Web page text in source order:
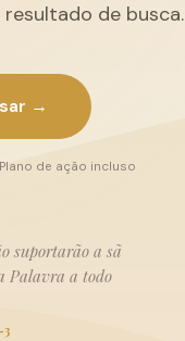
de busca.
→
de ação incluso
suportarão a sã
Palavra a todo